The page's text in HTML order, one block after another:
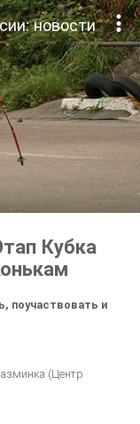

новости
Кубка
поучаствовать и
(Центр